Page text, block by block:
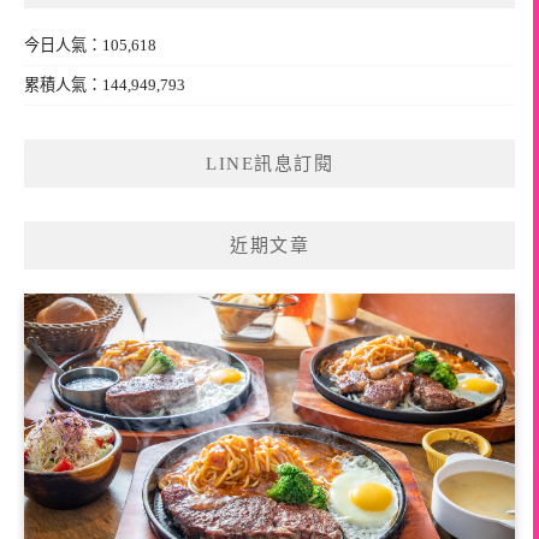
今日人氣：105,618
累積人氣：144,949,793
LINE訊息訂閱
近期文章